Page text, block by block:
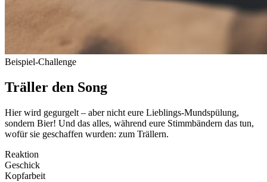
Bei­spiel-Challenge
Träller den Song
Hier wird gegurgelt – aber nicht eure Lieb­lings-Mund­spülung,
sondern Bier! Und das alles, während eure Stimm­bändern das tun,
wofür sie geschaffen wurden: zum Trällern.
Reaktion
Geschick
Kopf­arbeit